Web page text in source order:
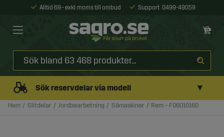
Alltid 69:- exkl. moms till ombud Support 0499-49059
Sök reservdelar via modell ▼
Hem Slitdelar Jordbearbetning Såmaskiner Rem - F06010160